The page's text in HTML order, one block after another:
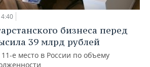
бизнеса перед
39 млрд рублей
е место в России по объему